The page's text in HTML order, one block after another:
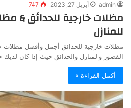
admin أبريل 27, 2023 747
مظلات خارجية للحدائق &
للمنازل
مظلات خارجية للحدائق أجمل وأفضل مظلات
القصور والمنازل والحدائق حيث إذا كان
أكمل القراءة »